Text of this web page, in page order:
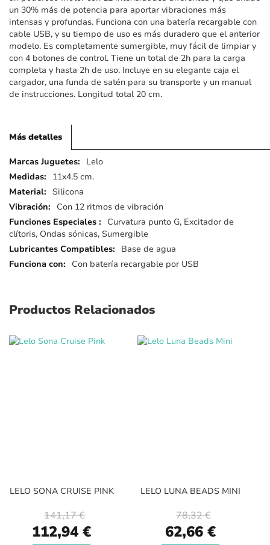
un 30% más de potencia para aportar vibraciones más
intensas y profundas. Funciona con una batería recargable con
cable USB, y su tiempo de uso es más duradero que el anterior
modelo. Es completamente sumergible, muy fácil de limpiar y
con 4 botones de control. Tiene un total de 2h para la carga
completa y hasta 2h de uso. Incluye en su elegante caja el
cargador, una funda de satén para su transporte y un manual
de instrucciones. Longitud total 20 cm.
Más detalles
Más
detalles
Lelo
11x4.5 cm.
Silicona
Con 12 ritmos de vibración
Curvatura punto G, Excitador de
clítoris, Ondas sónicas, Sumergible
Base de agua
Con batería recargable por USB
Productos Relacionados
LELO SONA CRUISE PINK
Special
Price
112,94 €
141,17 €
LELO LUNA BEADS MINI
Special
Price
62,66 €
78,32 €